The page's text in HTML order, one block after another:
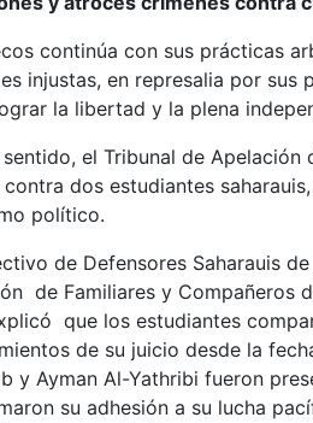
continúa con sus prácticas
injustas, en represalia por
la libertad y la plena
sentido, el Tribunal de
dos estudiantes
político.
de Defensores Saharauis
de Familiares y Compañeros
que los estudiantes
de su juicio desde la
y Ayman Al-Yathribi fueron
su adhesión a su lucha